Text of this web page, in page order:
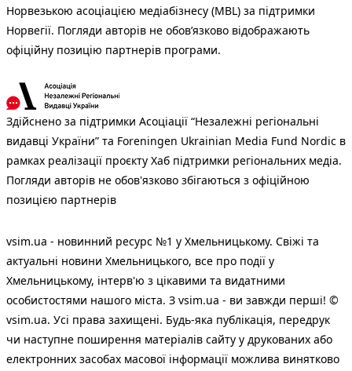
Норвезькою асоціацією медіабізнесу (MBL) за підтримки
Норвегії. Погляди авторів не обов’язково відображають
офіційну позицію партнерів програми.
Здійснено за підтримки Асоціації “Незалежні регіональні
видавці України” та Foreningen Ukrainian Media Fund Nordic в
рамках реалізації проєкту Хаб підтримки регіональних медіа.
Погляди авторів не обов'язково збігаються з офіційною
позицією партнерів
vsim.ua - новинний ресурс №1 у Хмельницькому. Свіжі та
актуальні новини Хмельницького, все про події у
Хмельницькому, інтерв'ю з цікавими та видатними
особистостями нашого міста. З vsim.ua - ви завжди перші! ©
vsim.ua. Усі права захищені. Будь-яка публiкацiя, передрук
чи наступне поширення матеріалів сайту у друкованих або
електронних засобах масової інформації можлива винятково